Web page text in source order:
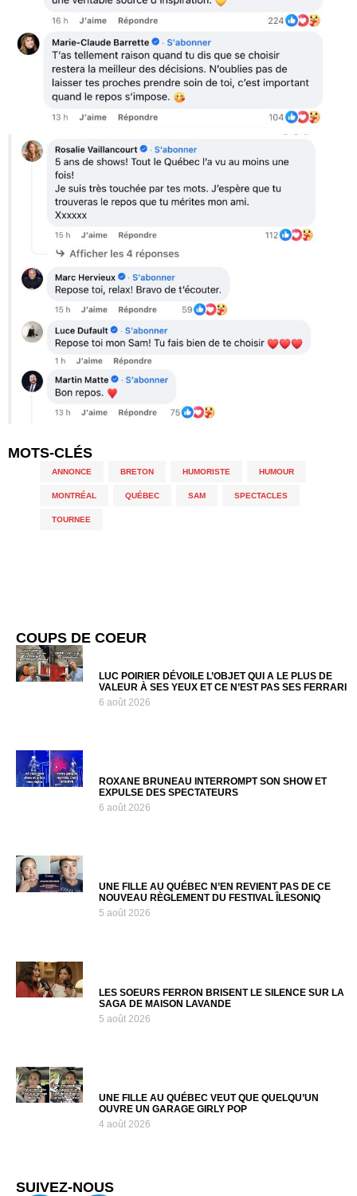
MOTS-CLÉS
ANNONCE BRETON HUMORISTE HUMOUR
MONTRÉAL QUÉBEC SAM SPECTACLES
TOURNEE
COUPS DE COEUR
LUC POIRIER DÉVOILE L’OBJET QUI A LE PLUS DE
VALEUR À SES YEUX ET CE N’EST PAS SES FERRARI
6 août 2026
ROXANE BRUNEAU INTERROMPT SON SHOW ET
EXPULSE DES SPECTATEURS
6 août 2026
UNE FILLE AU QUÉBEC N’EN REVIENT PAS DE CE
NOUVEAU RÈGLEMENT DU FESTIVAL ÎLESONIQ
5 août 2026
LES SOEURS FERRON BRISENT LE SILENCE SUR LA
SAGA DE MAISON LAVANDE
5 août 2026
UNE FILLE AU QUÉBEC VEUT QUE QUELQU’UN
OUVRE UN GARAGE GIRLY POP
4 août 2026
SUIVEZ-NOUS